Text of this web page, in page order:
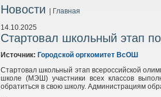
Новости
| Главная
14.10.2025
Стартовал школьный этап
Источник: Городской оргкомитет ВсОШ
Стартовал школьный этап всероссийской
школе (МЭШ) участники всех классов
обратиться в свою школу. Администрациям